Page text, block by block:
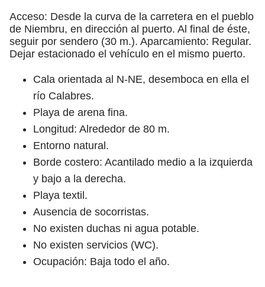
Acceso: Desde la curva de la carretera en el pueblo
de Niembru, en dirección al puerto. Al final de éste,
seguir por sendero (30 m.). Aparcamiento: Regular.
Dejar estacionado el vehículo en el mismo puerto.
Cala orientada al N-NE, desemboca en ella el
río Calabres.
Playa de arena fina.
Longitud: Alrededor de 80 m.
Entorno natural.
Borde costero: Acantilado medio a la izquierda
y bajo a la derecha.
Playa textil.
Ausencia de socorristas.
No existen duchas ni agua potable.
No existen servicios (WC).
Ocupación: Baja todo el año.